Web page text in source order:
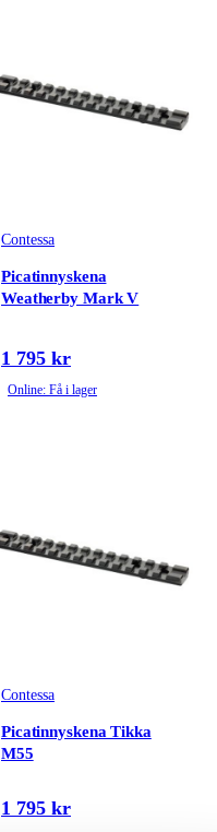
Contessa
Picatinnyskena
Weatherby Mark V
1 795 kr
Online: Få i lager
Contessa
Picatinnyskena Tikka
M55
1 795 kr